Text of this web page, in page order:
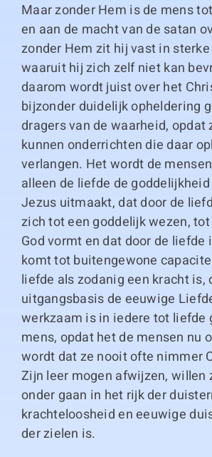
Maar zonder Hem is de mens
en aan de macht van de satan
zonder Hem zit hij vast in
waaruit hij zich zelf niet kan
daarom wordt juist over het
bijzonder duidelijk opheldering
dragers van de waarheid, opdat
kunnen onderrichten die daar
verlangen. Het wordt de
alleen de liefde de
Jezus uitmaakt, dat door de
zich tot een goddelijk wezen,
God vormt en dat door de liefde
komt tot buitengewone
liefde als zodanig een kracht is,
uitgangsbasis de eeuwige
werkzaam is in iedere tot liefde
mens, opdat het de mensen nu
wordt dat ze nooit ofte nimmer
Zijn leer mogen afwijzen, willen
onder gaan in het rijk der
krachteloosheid en eeuwige
der zielen is.